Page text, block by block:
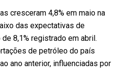
cresceram 4,8% em maio na
das expectativas de
8,1% registrado em abril.
de petróleo do país
ano anterior, influenciadas por